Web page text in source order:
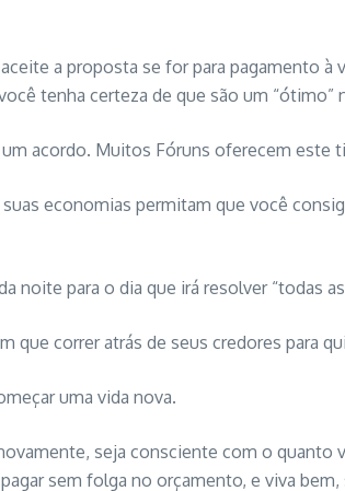
a proposta se for para pagamento
tenha certeza de que são um “ótimo”
acordo. Muitos Fóruns oferecem este
suas economias permitam que você
noite para o dia que irá resolver “todas
que correr atrás de seus credores para
uma vida nova.
seja consciente com o quanto
sem folga no orçamento, e viva